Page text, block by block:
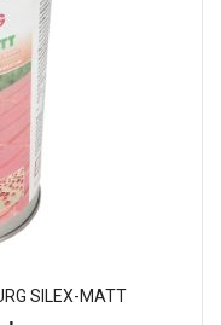
SILEX-MATT